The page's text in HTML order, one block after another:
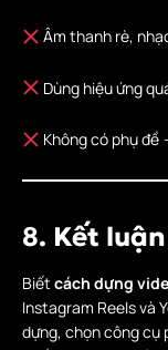
Âm thanh rè,
Dùng hiệu ứng
Không có phụ đề
8. Kết luận
Biết cách dựng
Instagram Reels và
dựng, chọn công cụ